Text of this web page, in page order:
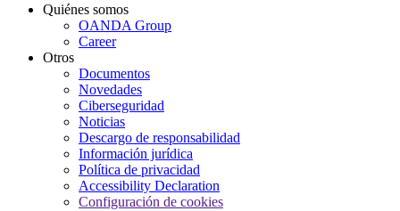
Quiénes somos
OANDA Group
Career
Otros
Documentos
Novedades
Ciberseguridad
Noticias
Descargo de responsabilidad
Información jurídica
Política de privacidad
Accessibility Declaration
Configuración de cookies